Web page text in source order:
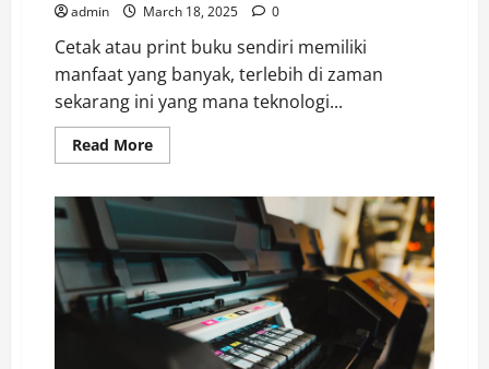
admin March 18, 2025 0
Cetak atau print buku sendiri memiliki
manfaat yang banyak, terlebih di zaman
sekarang ini yang mana teknologi...
Read MoreRead
more
atau
Print
Buku
Sendiri,
Inilah
Jenis-
Jenis
Kertas
yang
Harus
Anda